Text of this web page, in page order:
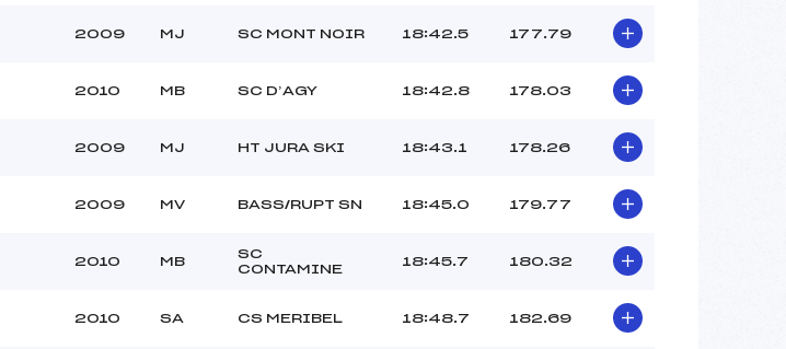
2009 MJ SC MONT NOIR 18:42.5 177.79
2010 MB SC D’AGY 18:42.8 178.03
2009 MJ HT JURA SKI 18:43.1 178.26
2009 MV BASS/RUPT SN 18:45.0 179.77
2010 MB
SC
CONTAMINE
18:45.7 180.32
2010 SA CS MERIBEL 18:48.7 182.69